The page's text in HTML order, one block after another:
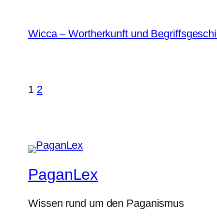
Wicca – Wortherkunft und
1 2
PaganLex
Wissen rund um den Paganismus